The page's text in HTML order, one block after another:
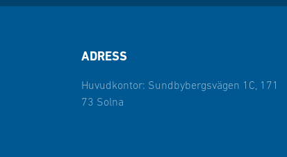
ADRESS
Huvudkontor: Sundbybergsvägen 1C, 171
73 Solna